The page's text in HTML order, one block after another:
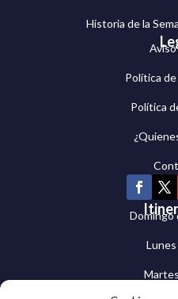
Historia de la
Aviso
Política
Política
Domingo